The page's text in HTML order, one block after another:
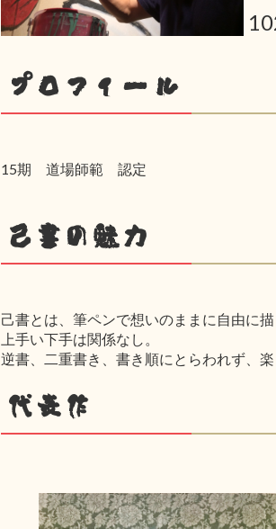
プロフィール
15期 道場師範 認定
己書の魅力
己書とは、筆ペンで想いのままに自由に
上手い下手は関係なし。
逆書、二重書き、書き順にとらわれず、
代表作